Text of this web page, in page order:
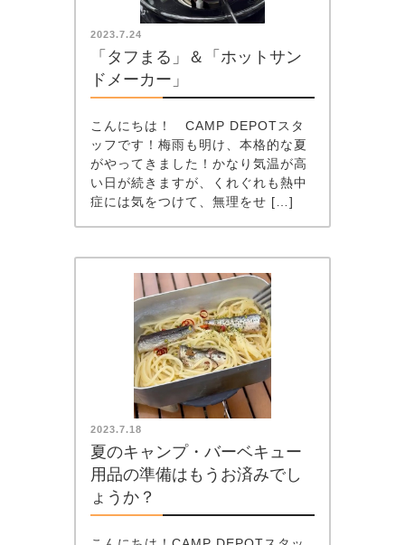
2023.7.24
「タフまる」＆「ホットサン
ドメーカー」
こんにちは！ CAMP DEPOTスタ
ッフです！梅雨も明け、本格的な夏
がやってきました！かなり気温が高
い日が続きますが、くれぐれも熱中
症には気をつけて、無理をせ […]
2023.7.18
夏のキャンプ・バーベキュー
用品の準備はもうお済みでし
ょうか？